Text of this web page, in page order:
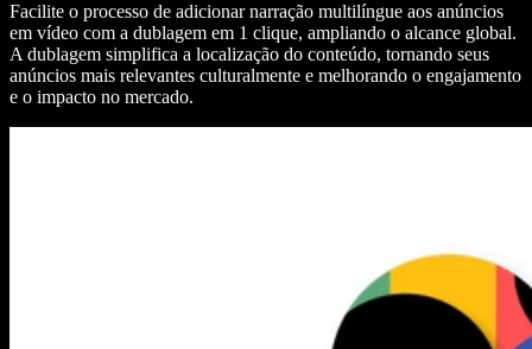
Facilite o processo de adicionar narração multilíngue aos anúncios
em vídeo com a dublagem em 1 clique, ampliando o alcance global.
A dublagem simplifica a localização do conteúdo, tornando seus
anúncios mais relevantes culturalmente e melhorando o engajamento
e o impacto no mercado.